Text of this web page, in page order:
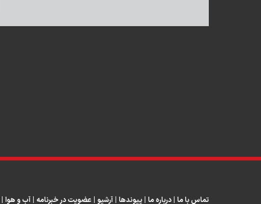
تماس با ما |درباره ما |پیوندها |آرشیو | عضویت در خبرنامه |آب و هوا |